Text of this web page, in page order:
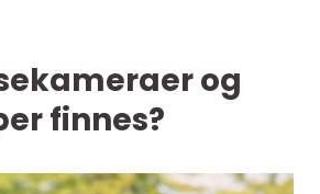
og
finnes?